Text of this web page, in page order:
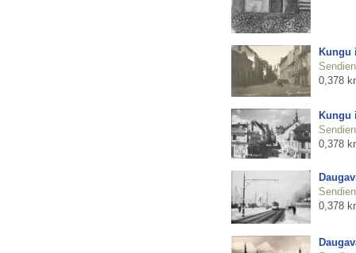
Kungu
0,378
Kungu
0,378
0,378